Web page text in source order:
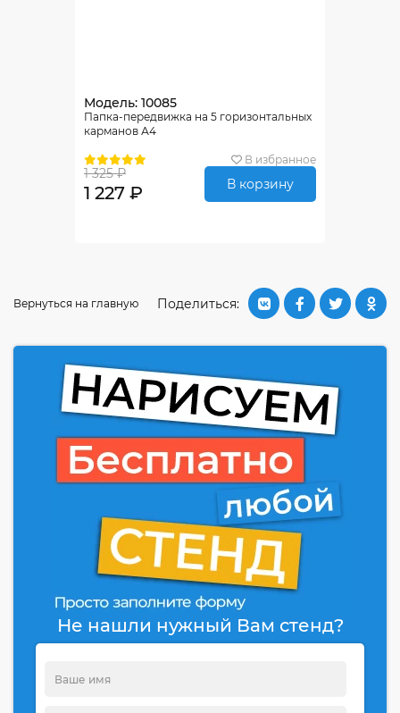
Модель: 10085
Папка-передвижка на 5 горизонтальных
карманов А4
В избранное
1 325 ₽
1 227 ₽ В корзину
Поделиться:
Вернуться на главную
Не нашли нужный Вам стенд?